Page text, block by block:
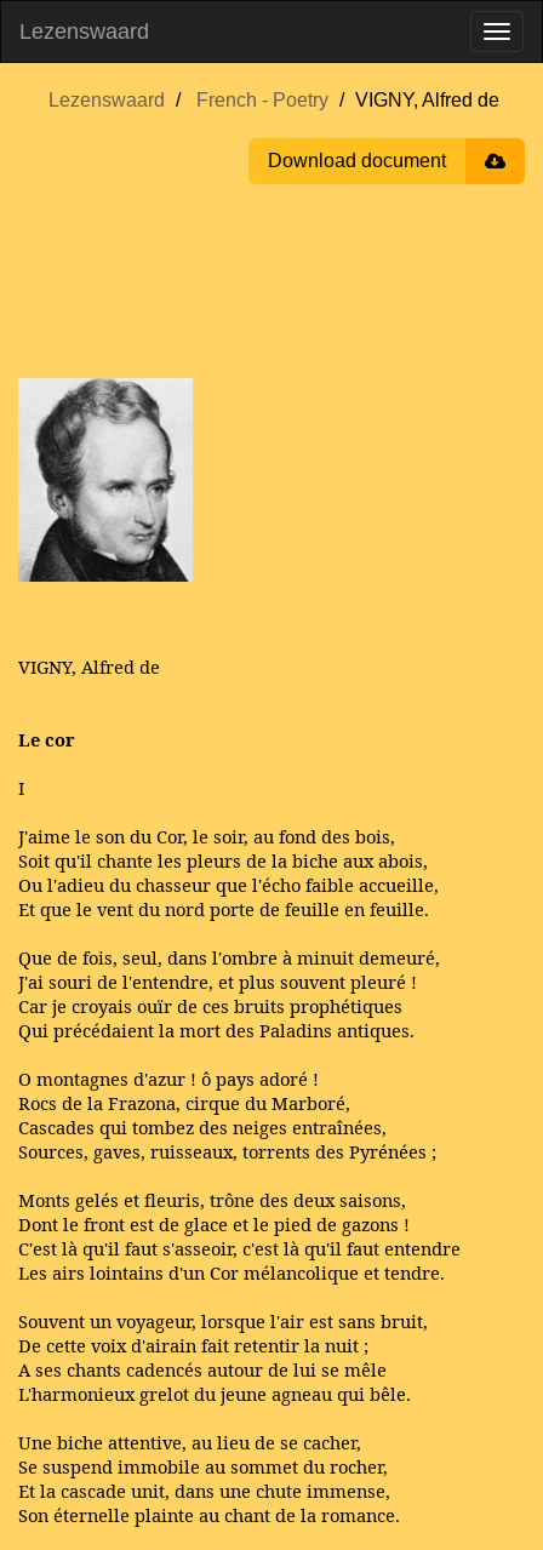
Lezenswaard
Lezenswaard French - Poetry VIGNY, Alfred de
Download document
VIGNY, Alfred de
Le cor
I
J'aime le son du Cor, le soir, au fond des bois,
Soit qu'il chante les pleurs de la biche aux abois,
Ou l'adieu du chasseur que l'écho faible accueille,
Et que le vent du nord porte de feuille en feuille.
Que de fois, seul, dans l'ombre à minuit demeuré,
J'ai souri de l'entendre, et plus souvent pleuré !
Car je croyais ouïr de ces bruits prophétiques
Qui précédaient la mort des Paladins antiques.
O montagnes d'azur ! ô pays adoré !
Rocs de la Frazona, cirque du Marboré,
Cascades qui tombez des neiges entraînées,
Sources, gaves, ruisseaux, torrents des Pyrénées ;
Monts gelés et fleuris, trône des deux saisons,
Dont le front est de glace et le pied de gazons !
C'est là qu'il faut s'asseoir, c'est là qu'il faut entendre
Les airs lointains d'un Cor mélancolique et tendre.
Souvent un voyageur, lorsque l'air est sans bruit,
De cette voix d'airain fait retentir la nuit ;
A ses chants cadencés autour de lui se mêle
L'harmonieux grelot du jeune agneau qui bêle.
Une biche attentive, au lieu de se cacher,
Se suspend immobile au sommet du rocher,
Et la cascade unit, dans une chute immense,
Son éternelle plainte au chant de la romance.